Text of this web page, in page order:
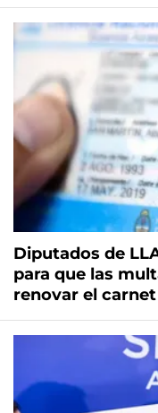
Diputados de
para que las
renovar el